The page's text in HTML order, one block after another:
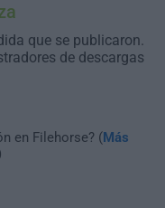
que se publicaron.
de descargas
en Filehorse? (Más